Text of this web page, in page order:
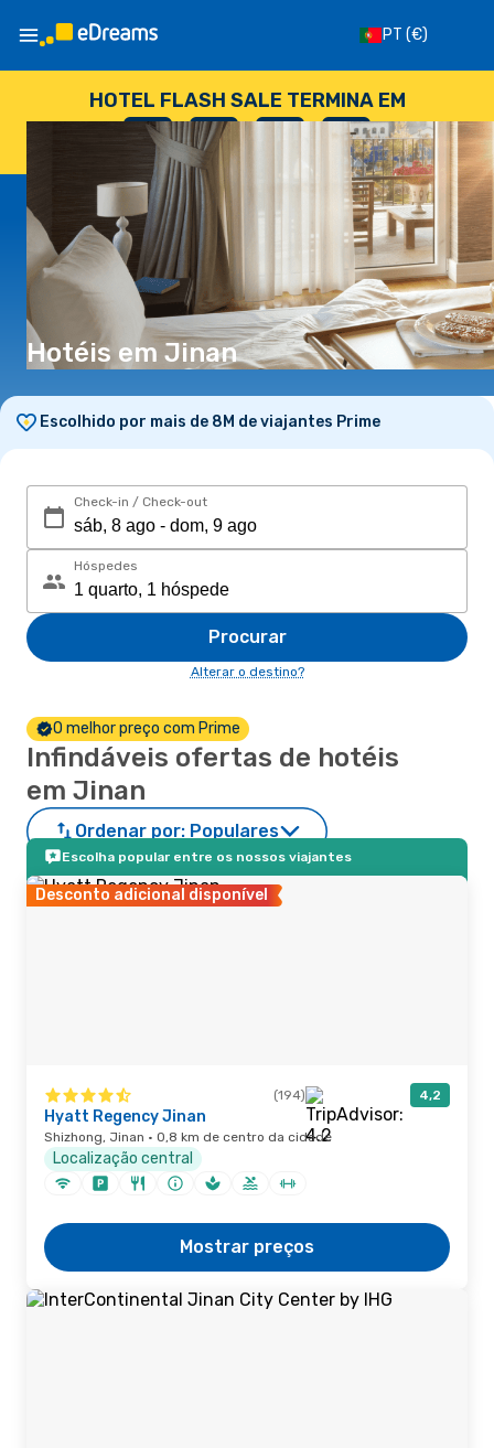
PT (€)
HOTEL FLASH SALE TERMINA EM
--
DIAS
: --
HORAS
: --
SEGUNDOS
Hotéis em Jinan
Escolhido por mais de 8M de viajantes Prime
Check-in / Check-out
Hóspedes
Procurar
Alterar o destino?
O melhor preço com Prime
Infindáveis ofertas de hotéis
em Jinan
Ordenar por: Populares
Escolha popular entre os nossos viajantes
Desconto adicional disponível
(194) 4,2
Hyatt Regency Jinan
Shizhong, Jinan · 0,8 km de centro da cidade
Localização central
Mostrar preços